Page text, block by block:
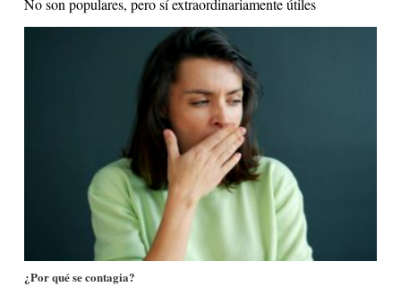
No son populares, pero sí extraordinariamente útiles
¿Por qué se contagia?